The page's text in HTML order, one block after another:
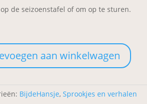
de seizoenstafel of om op te sturen.
aan winkelwagen
BijdeHansje, Sprookjes en verhalen